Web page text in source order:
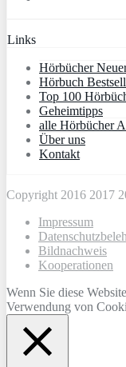
Links
Hörbücher
Hörbuch
Top 100
Geheimtipps
alle Hörbücher
Über uns
Kontakt
Copyright 2016 2017
Impressum
Bildnachweis
Kooperationen
Wenn Sie diese
Verwendung von